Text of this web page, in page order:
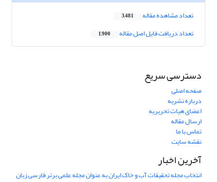
تعداد مشاهده مقاله 3,481
تعداد دریافت فایل اصل مقاله 1,900
دسترسی سریع
صفحه اصلی
درباره نشریه
اعضای هیات تحریریه
ارسال مقاله
تماس با ما
نقشه سایت
آخرین اخبار
انتخاب مجله تحقیقات آب و خاک ایران به عنوان مجله علمی برتر فارسی زبان